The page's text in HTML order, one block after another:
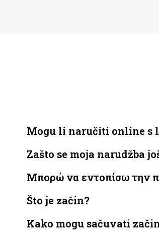
Mogu li naručiti online s
Zašto se moja narudžba
Μπορώ να εντοπίσω την
Što je začin?
Kako mogu sačuvati